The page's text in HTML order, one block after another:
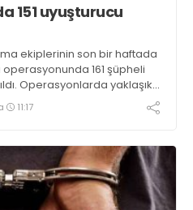
151 uyuşturucu
ekiplerinin son bir haftada
161 şüpheli
Operasyonlarda yaklaşık
ile 121 kök kenevir bitkisi
11:17